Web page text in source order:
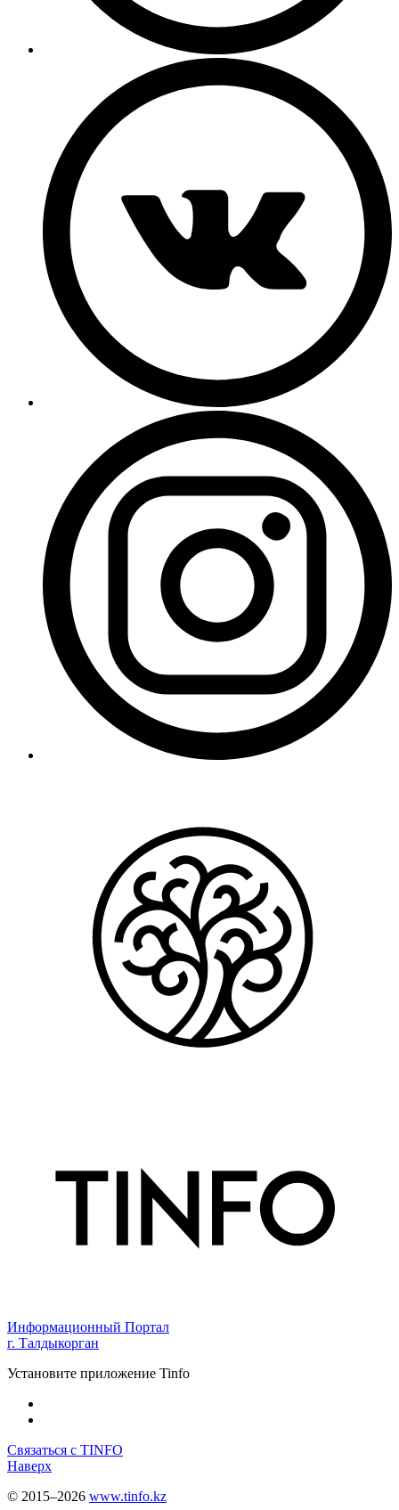
Информационный Портал
г. Талдыкорган
Установите приложение Tinfo
Связаться с TINFO
Наверх
© 2015–2026 www.tinfo.kz